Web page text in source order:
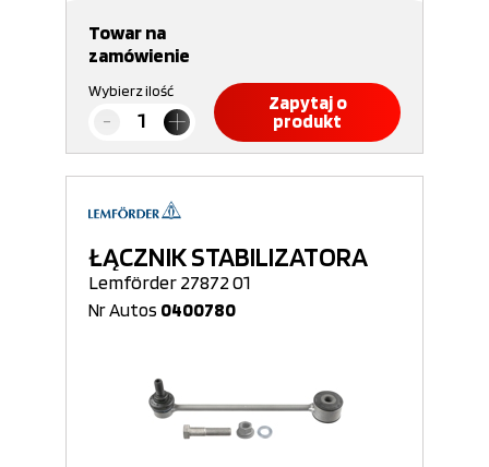
Towar na
zamówienie
Wybierz ilość
Zapytaj o
produkt
ŁĄCZNIK STABILIZATORA
Lemförder 27872 01
Nr Autos 0400780